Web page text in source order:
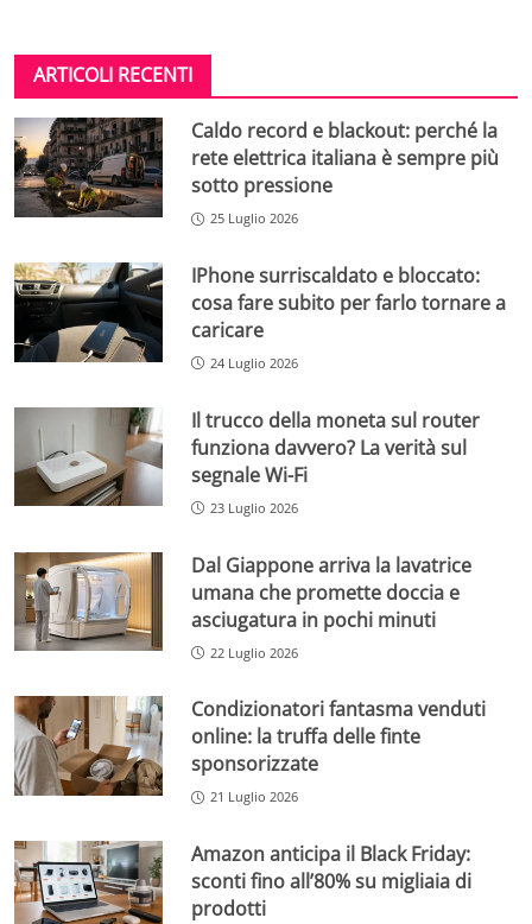
ARTICOLI RECENTI
Caldo record e blackout: perché la
rete elettrica italiana è sempre più
sotto pressione
25 Luglio 2026
IPhone surriscaldato e bloccato:
cosa fare subito per farlo tornare a
caricare
24 Luglio 2026
Il trucco della moneta sul router
funziona davvero? La verità sul
segnale Wi-Fi
23 Luglio 2026
Dal Giappone arriva la lavatrice
umana che promette doccia e
asciugatura in pochi minuti
22 Luglio 2026
Condizionatori fantasma venduti
online: la truffa delle finte
sponsorizzate
21 Luglio 2026
Amazon anticipa il Black Friday:
sconti fino all’80% su migliaia di
prodotti